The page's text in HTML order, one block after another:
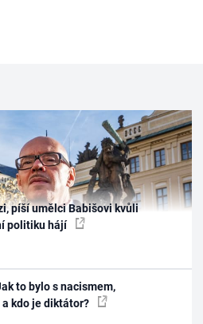
píší umělci Babišovi kvůli
politiku hájí
to bylo s nacismem,
kdo je diktátor?